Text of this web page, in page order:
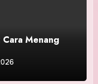
Menang